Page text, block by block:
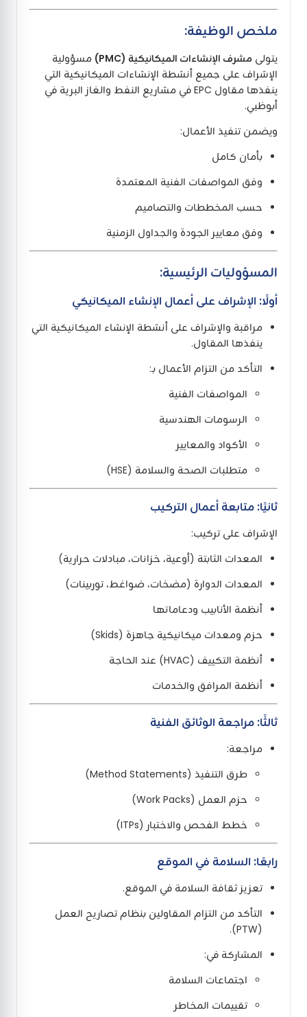
ملخص الوظيفة:
يتولى مشرف الإنشاءات الميكانيكية (PMC)
مسؤولية
الإشراف على جميع أنشطة الإنشاءات الميكانيكية التي
ينفذها مقاول EPC في مشاريع النفط والغاز البرية في
أبوظبي.
ويضمن تنفيذ الأعمال:
بأمان كامل
وفق المواصفات الفنية المعتمدة
حسب المخططات والتصاميم
وفق معايير الجودة والجداول الزمنية
المسؤوليات الرئيسية:
أولًا: الإشراف على أعمال الإنشاء الميكانيكي
مراقبة والإشراف على أنشطة الإنشاء الميكانيكية التي
ينفذها المقاول.
التأكد من التزام الأعمال بـ:
المواصفات الفنية
الرسومات الهندسية
الأكواد والمعايير
متطلبات الصحة والسلامة (HSE)
ثانيًا: متابعة أعمال التركيب
الإشراف على تركيب:
المعدات الثابتة (أوعية، خزانات، مبادلات حرارية)
المعدات الدوارة (مضخات، ضواغط، توربينات)
أنظمة الأنابيب ودعاماتها
حزم ومعدات ميكانيكية جاهزة (Skids)
أنظمة التكييف (HVAC) عند الحاجة
أنظمة المرافق والخدمات
ثالثًا: مراجعة الوثائق الفنية
مراجعة:
طرق التنفيذ (Method Statements)
حزم العمل (Work Packs)
خطط الفحص والاختبار (ITPs)
رابعًا: السلامة في الموقع
تعزيز ثقافة السلامة في الموقع.
التأكد من التزام المقاولين بنظام تصاريح العمل
(PTW).
المشاركة في:
اجتماعات السلامة
تقييمات المخاطر